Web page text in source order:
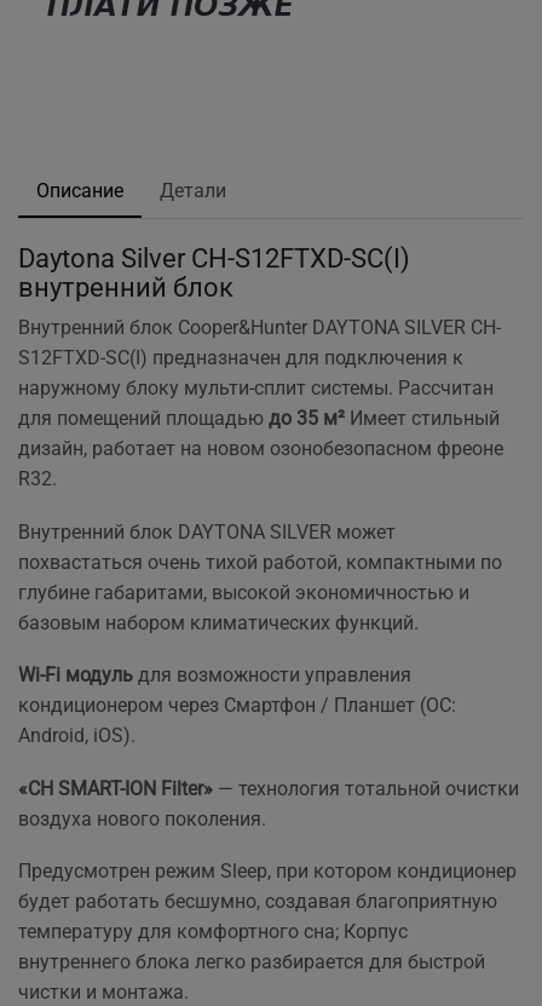
Описание Детали
Daytona Silver CH-S12FTXD-SC(I)
внутренний блок
Внутренний блок Cooper&Hunter DAYTONA SILVER CH-
S12FTXD-SC(I) предназначен для подключения к
наружному блоку мульти-сплит системы. Рассчитан
для помещений площадью до 35 м² Имеет стильный
дизайн, работает на новом озонобезопасном фреоне
R32.
Внутренний блок DAYTONA SILVER может
похвастаться очень тихой работой, компактными по
глубине габаритами, высокой экономичностью и
базовым набором климатических функций.
Wi-Fi модуль для возможности управления
кондиционером через Смартфон / Планшет (ОС:
Android, iOS).
«CH SMART-ION Filter» — технология тотальной очистки
воздуха нового поколения.
Предусмотрен режим Sleep, при котором кондиционер
будет работать бесшумно, создавая благоприятную
температуру для комфортного сна; Корпус
внутреннего блока легко разбирается для быстрой
чистки и монтажа.